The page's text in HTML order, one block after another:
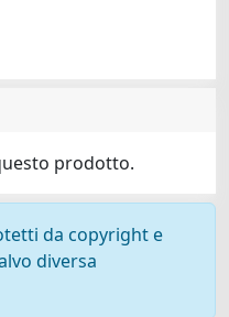
prodotto.
da copyright e
diversa